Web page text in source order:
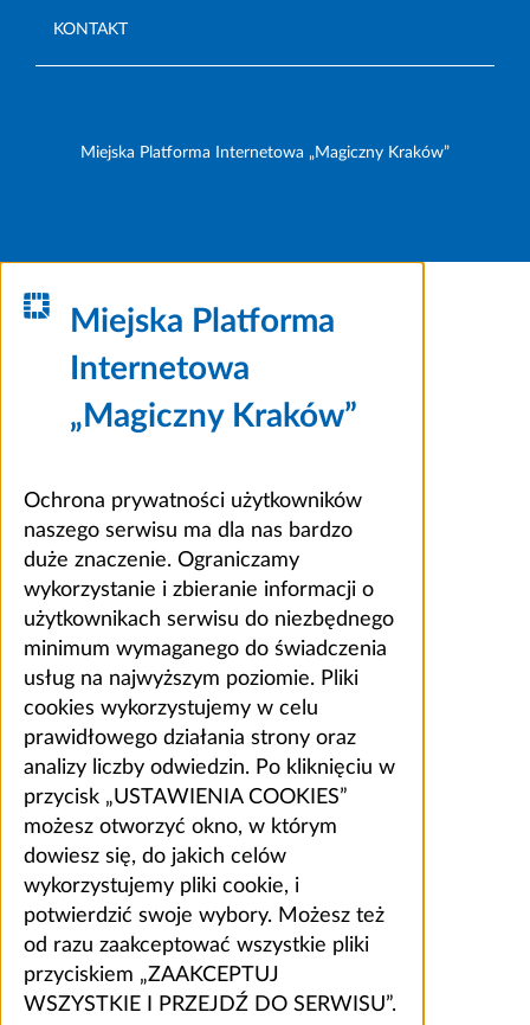
KONTAKT
Miejska Platforma Internetowa „Magiczny Kraków”
Miejska Platforma
Internetowa
„Magiczny Kraków”
Ochrona prywatności użytkowników
naszego serwisu ma dla nas bardzo
duże znaczenie. Ograniczamy
wykorzystanie i zbieranie informacji o
użytkownikach serwisu do niezbędnego
minimum wymaganego do świadczenia
usług na najwyższym poziomie. Pliki
cookies wykorzystujemy w celu
prawidłowego działania strony oraz
analizy liczby odwiedzin. Po kliknięciu w
przycisk „USTAWIENIA COOKIES”
możesz otworzyć okno, w którym
dowiesz się, do jakich celów
wykorzystujemy pliki cookie, i
potwierdzić swoje wybory. Możesz też
od razu zaakceptować wszystkie pliki
przyciskiem „ZAAKCEPTUJ
WSZYSTKIE I PRZEJDŹ DO SERWISU”.